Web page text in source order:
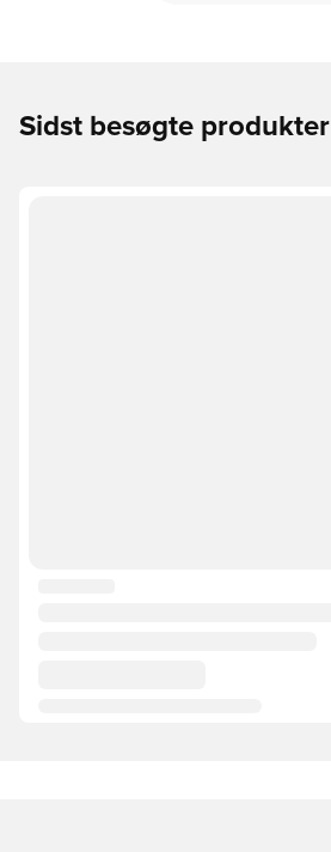
Sidst besøgte produkter